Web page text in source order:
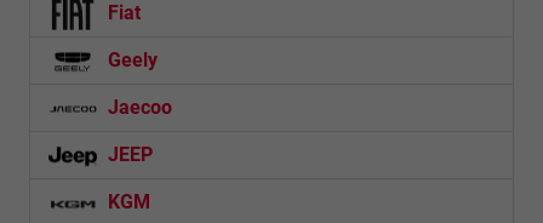
Fiat
Geely
Jaecoo
JEEP
KGM